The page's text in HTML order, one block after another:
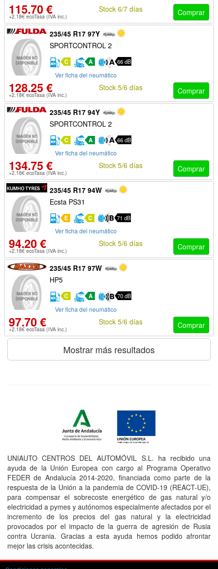
115.70 €
+2.18€ ecoTasa (IVA inc.) Comprar
Stock 6/7 días
235/45 R17 97Y
SPORTCONTROL 2
C A 66 dB
Ver ficha del neumático
128.25 €
+2.18€ ecoTasa (IVA inc.) Comprar
Stock 5/6 días
235/45 R17 94Y
SPORTCONTROL 2
C A 66 dB
Ver ficha del neumático
134.75 €
+2.18€ ecoTasa (IVA inc.) Comprar
Stock 5/6 días
235/45 R17 94W
Ecsta PS31
E C 71 dB
Ver ficha del neumático
94.20 €
+2.18€ ecoTasa (IVA inc.) Comprar
Stock 5/6 días
235/45 R17 97W
HP5
C A 70 dB
Ver ficha del neumático
97.70 €
+2.18€ ecoTasa (IVA inc.) Comprar
Stock 5/6 días
Mostrar más resultados
UNIAUTO CENTROS DEL AUTOMÓVIL S.L. ha recibido una
ayuda de la Unión Europea con cargo al Programa Operativo
FEDER de Andalucía 2014-2020, financiada como parte de la
respuesta de la Unión a la pandemia de COVID-19 (REACT-UE),
para compensar el sobrecoste energético de gas natural y/o
electricidad a pymes y autónomos especialmente afectados por el
incremento de los precios del gas natural y la electricidad
provocados por el impacto de la guerra de agresión de Rusia
contra Ucrania. Gracias a esta ayuda hemos podido afrontar
mejor las crisis acontecidas.